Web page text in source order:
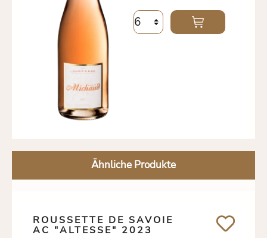
Ähnliche Produkte
ROUSSETTE DE SAVOIE
AC "ALTESSE" 2023